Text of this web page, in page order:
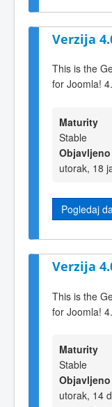
Verzija
This is the
for Joomla!
Maturity
Stable
utorak, 18
Pogledaj
Verzija
This is the
for Joomla!
Maturity
Stable
utorak, 14